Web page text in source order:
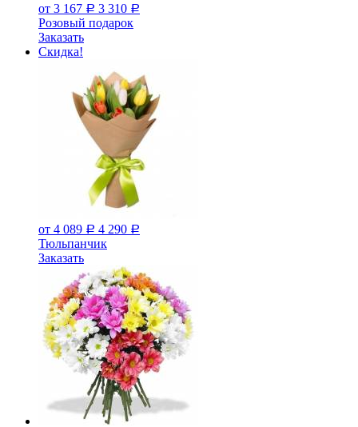
от 3 167 Р 3 310 Р
Розовый подарок
Заказать
Скидка!
от 4 089 Р 4 290 Р
Тюльпанчик
Заказать